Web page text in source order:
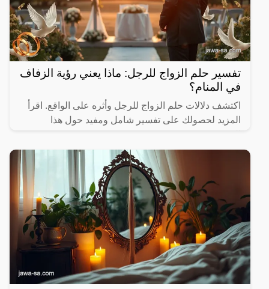
تفسير حلم الزواج للرجل: ماذا يعني رؤية الزفاف
في المنام؟
اكتشف دلالات حلم الزواج للرجل وأثره على الواقع. اقرأ
المزيد لحصولك على تفسير شامل ومفيد حول هذا